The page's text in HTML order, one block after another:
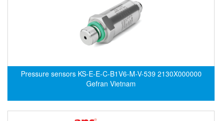
ELMEKO
Pressure sensors KS-E-E-C-B1V6-M-V-539 2130X000000
Gefran Vietnam